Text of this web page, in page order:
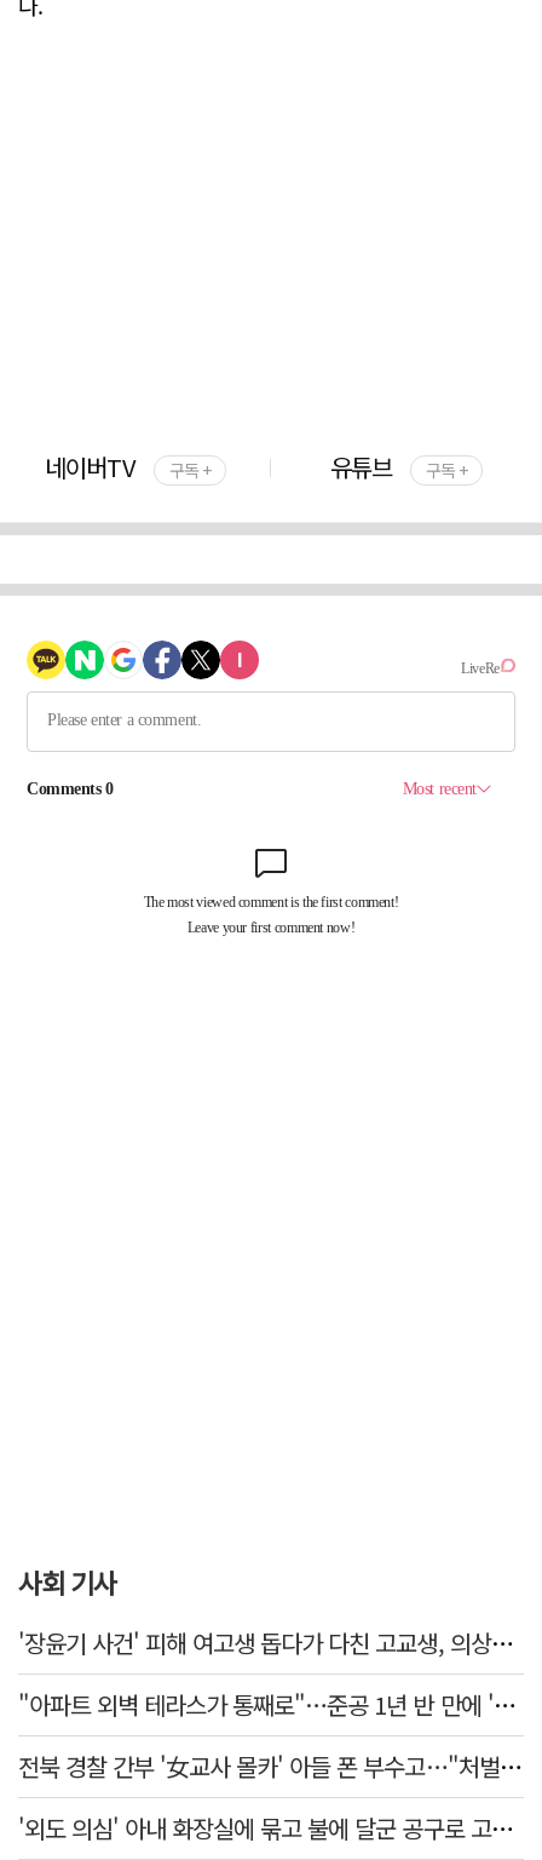
네이버TV 구독 + 유튜브 구독 +
사회 기사
'장윤기 사건' 피해 여고생 돕다가 다친 고교생, 의상자 인정
"아파트 외벽 테라스가 통째로"…준공 1년 반 만에 '아찔 사고'
전북 경찰 간부 '女교사 몰카' 아들 폰 부수고…"처벌 못하는 사안" 내부망에 글
'외도 의심' 아내 화장실에 묶고 불에 달군 공구로 고문…남편 검거